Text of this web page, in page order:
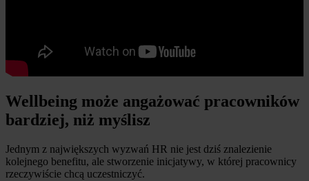
Wellbeing może angażować pracowników
bardziej, niż myślisz
Jednym z największych wyzwań HR nie jest dziś znalezienie
kolejnego benefitu, ale stworzenie inicjatywy, w której pracownicy
rzeczywiście chcą uczestniczyć.